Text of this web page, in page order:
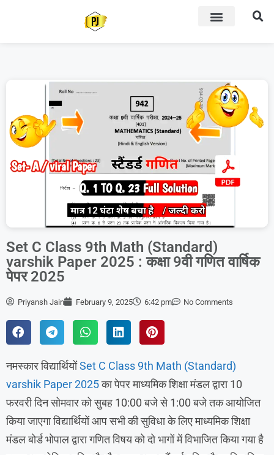
Set C Class 9th Math (Standard)
varshik Paper 2025 : कक्षा 9वी गणित वार्षिक
पेपर 2025
Priyansh Jain February 9, 2025 6:42 pm No Comments
नमस्कार विद्यार्थियोंSet C Class 9th Math (Standard)
varshik Paper 2025का पेपर माध्यमिक शिक्षा मंडल द्वारा 10
फरवरी दिन सोमवार को सुबह 10:00 बजे से 1:00 बजे तक आयोजित
किया जाएगा विद्यार्थियों आप सभी की सुविधा के लिए माध्यमिक शिक्षा
मंडल बोर्ड भोपाल द्वारा गणित विषय को दो भागों में विभाजित किया गया है